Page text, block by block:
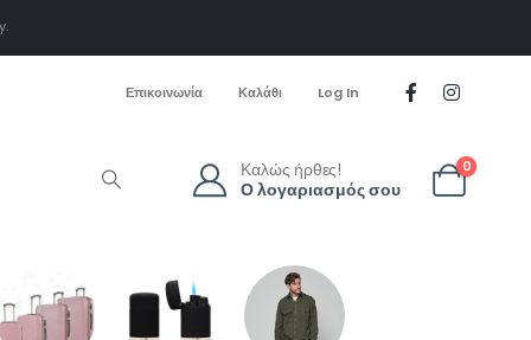
Επικοινωνία Καλάθι Log In
Καλώς ήρθες!
Ο λογαριασμός σου
0